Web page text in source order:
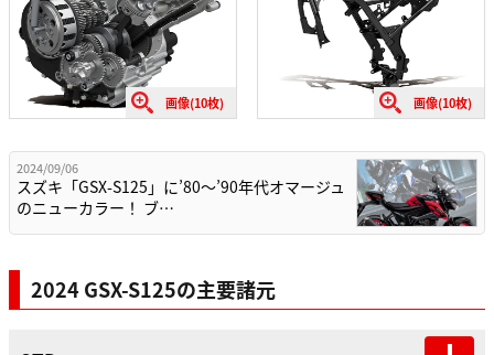
画像(10枚) 画像(10枚)
2024/09/06
スズキ「GSX-S125」に’80～’90年代オマージュ
のニューカラー！ ブ…
2024 GSX-S125の主要諸元